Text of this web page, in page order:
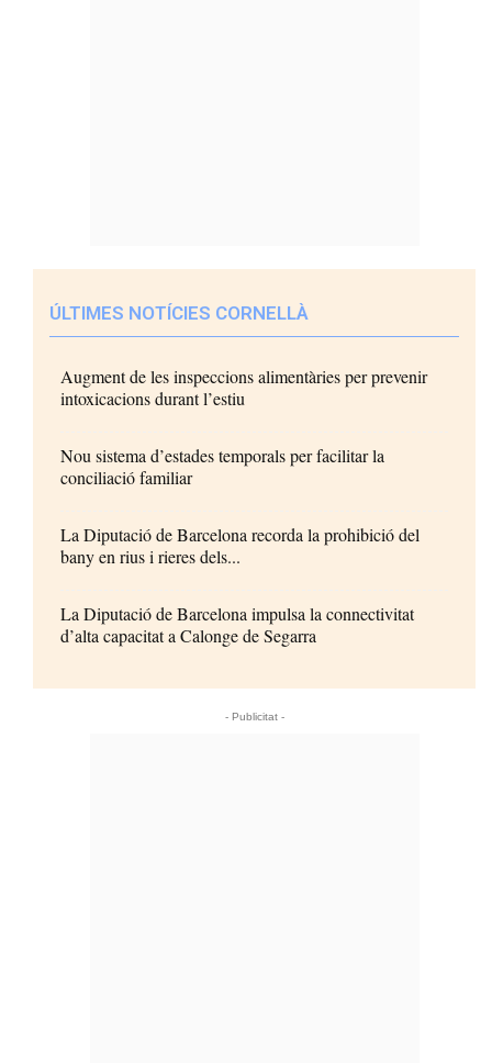
ÚLTIMES NOTÍCIES CORNELLÀ
Augment de les inspeccions alimentàries per prevenir
intoxicacions durant l’estiu
Nou sistema d’estades temporals per facilitar la
conciliació familiar
La Diputació de Barcelona recorda la prohibició del
bany en rius i rieres dels...
La Diputació de Barcelona impulsa la connectivitat
d’alta capacitat a Calonge de Segarra
- Publicitat -